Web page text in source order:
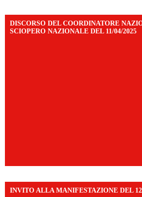
DISCORSO DEL COORDINATORE
SCIOPERO NAZIONALE DEL 11/04/2025
INVITO ALLA MANIFESTAZIONE DEL